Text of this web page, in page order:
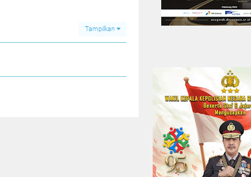
Penyaluran BBM
Untuk Masyarakat
Tampilkan